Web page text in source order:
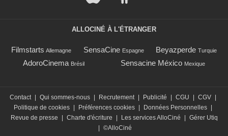
ALLOCINÉ À L'ÉTRANGER
Filmstarts Allemagne SensaCine Espagne Beyazperde Turquie
AdoroCinema Brésil Sensacine México Mexique
Contact Qui sommes-nous Recrutement Publicité CGU CGV
Politique de cookies
Préférences cookies Données Personnelles
Revue de presse
Charte d'écriture Les services AlloCiné
Gérer Utiq
©AlloCiné